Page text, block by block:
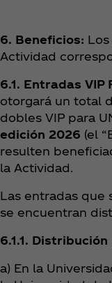
6. Beneficios:
Actividad
6.1. Entradas VIP
otorgará un total
dobles VIP para
edición 2026 (el
resulten
la Actividad.
Las entradas que
se encuentran
6.1.1.
a) En la